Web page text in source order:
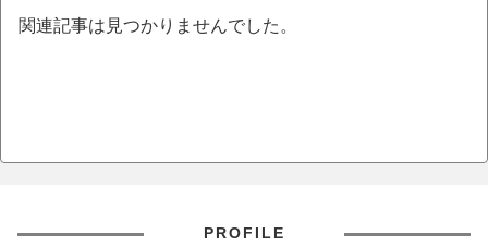
関連記事は見つかりませんでした。
PROFILE